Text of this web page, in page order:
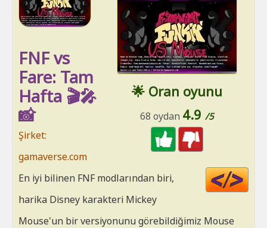
🌟 Oran oyunu
68 oydan 4.9 /5
FNF vs
Fare: Tam
Hafta 🎬🎤
📸
Şirket:
gamaverse.com
En iyi bilinen FNF modlarından biri,
harika Disney karakteri Mickey
Mouse'un bir versiyonunu görebildiğimiz Mouse